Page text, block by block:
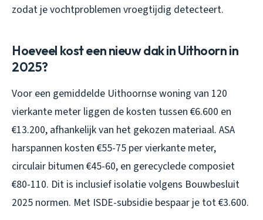
zodat je vochtproblemen vroegtijdig detecteert.
Hoeveel kost een nieuw dak in Uithoorn in
2025?
Voor een gemiddelde Uithoornse woning van 120
vierkante meter liggen de kosten tussen €6.600 en
€13.200, afhankelijk van het gekozen materiaal. ASA
harspannen kosten €55-75 per vierkante meter,
circulair bitumen €45-60, en gerecyclede composiet
€80-110. Dit is inclusief isolatie volgens Bouwbesluit
2025 normen. Met ISDE-subsidie bespaar je tot €3.600.